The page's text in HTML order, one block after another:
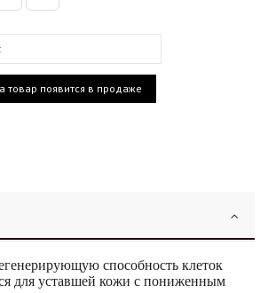
способность клеток
для уставшей кожи с пониженным